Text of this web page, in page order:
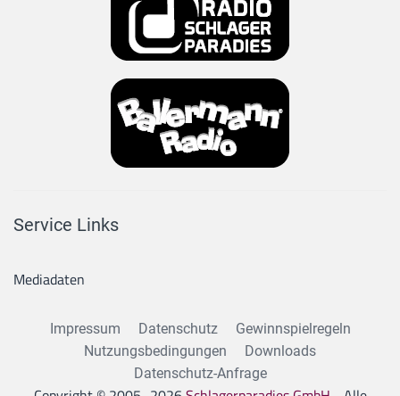
Service Links
Mediadaten
Impressum Datenschutz
Gewinnspielregeln
Nutzungsbedingungen
Downloads
Datenschutz-Anfrage